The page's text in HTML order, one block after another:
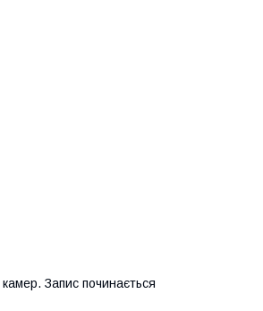
камер. Запис починається